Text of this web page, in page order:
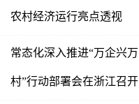
农村经济运行亮点透视
常态化深入推进“万企兴万
村”行动部署会在浙江召开